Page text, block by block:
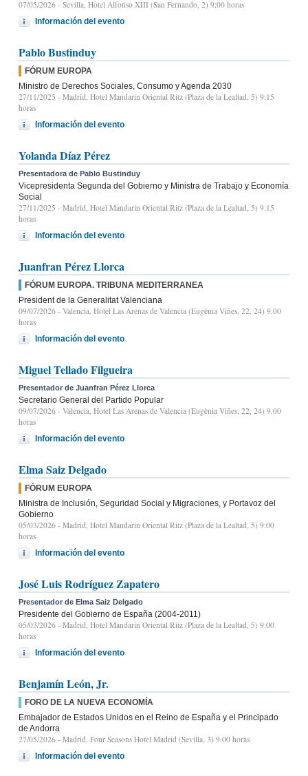
07/05/2026 - Sevilla, Hotel Alfonso XIII (San Fernando, 2) 9:00 horas
Información del evento
Pablo Bustinduy
FÓRUM EUROPA
Ministro de Derechos Sociales, Consumo y Agenda 2030
27/11/2025 - Madrid, Hotel Mandarin Oriental Ritz (Plaza de la Lealtad, 5) 9:15
horas
Información del evento
Yolanda Díaz Pérez
Presentadora de Pablo Bustinduy
Vicepresidenta Segunda del Gobierno y Ministra de Trabajo y Economía
Social
27/11/2025 - Madrid, Hotel Mandarin Oriental Ritz (Plaza de la Lealtad, 5) 9:15
horas
Información del evento
Juanfran Pérez Llorca
FÓRUM EUROPA. TRIBUNA MEDITERRANEA
President de la Generalitat Valenciana
09/07/2026 - Valencia, Hotel Las Arenas de Valencia (Eugènia Viñes, 22, 24) 9.00
horas
Información del evento
Miguel Tellado Filgueira
Presentador de Juanfran Pérez Llorca
Secretario General del Partido Popular
09/07/2026 - Valencia, Hotel Las Arenas de Valencia (Eugènia Viñes, 22, 24) 9.00
horas
Información del evento
Elma Saiz Delgado
FÓRUM EUROPA
Ministra de Inclusión, Seguridad Social y Migraciones, y Portavoz del
Gobierno
05/03/2026 - Madrid, Hotel Mandarin Oriental Ritz (Plaza de la Lealtad, 5) 9:00
horas
Información del evento
José Luis Rodríguez Zapatero
Presentador de Elma Saiz Delgado
Presidente del Gobierno de España (2004-2011)
05/03/2026 - Madrid, Hotel Mandarin Oriental Ritz (Plaza de la Lealtad, 5) 9:00
horas
Información del evento
Benjamín León, Jr.
FORO DE LA NUEVA ECONOMÍA
Embajador de Estados Unidos en el Reino de España y el Principado
de Andorra
27/05/2026 - Madrid, Four Seasons Hotel Madrid (Sevilla, 3) 9.00 horas
Información del evento